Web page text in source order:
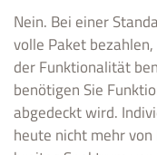
Nein. Bei einer
volle Paket
der Funktionalität
benötigen Sie
abgedeckt wird.
heute nicht mehr